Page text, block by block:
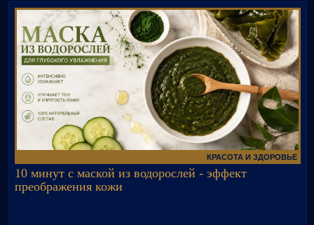
КРАСОТА И ЗДОРОВЬЕ
10 минут с маской из водорослей - эффект
преображения кожи